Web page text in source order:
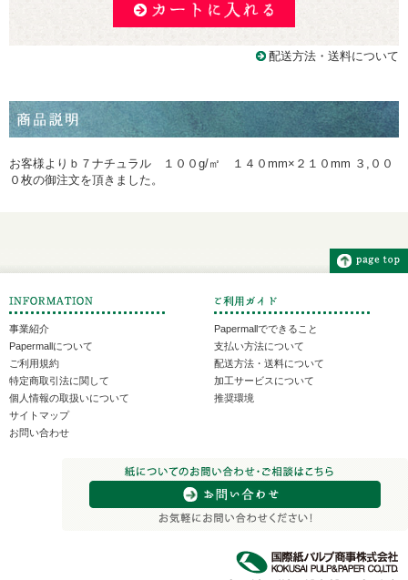
配送方法・送料について
お客様よりｂ７ナチュラル １００g/㎡ １４０mm×２１０mm ３,００
０枚の御注文を頂きました。
事業紹介
Papermallについて
ご利用規約
特定商取引法に関して
個人情報の取扱いについて
サイトマップ
お問い合わせ
Papermallでできること
支払い方法について
配送方法・送料について
加工サービスについて
推奨環境